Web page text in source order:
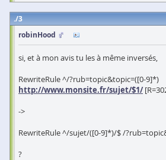
3
robinHood
si, et à mon avis tu les à même inversés,
RewriteRule ^/?rub=topic&topic=([0-9]*)
http://www.monsite.fr/sujet/$1/
->
RewriteRule ^/sujet/([0-9]*)/$ /
?